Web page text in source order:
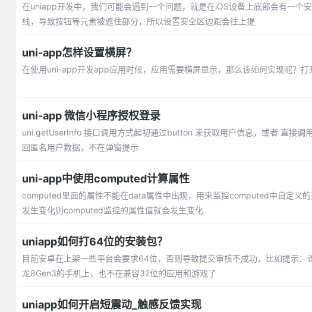
在uniapp开发中，我们可能会遇到一个问题，就是在iOS设备上底部会有一个
线，导致按钮等元素被遮住部分，所以设置安全区边距会往上提
uni-app怎样设置横屏？
在使用uni-app开发app应用时候，应用需要横屏显示，那么该如何实现呢？
uni-app 微信小程序授权登录
uni.getUserInfo 接口调用方式起初通过button 来获取用户信息，或者 直接
回匿名用户数据，不在弹窗提示
uni-app中使用computed计算属性
computed里面的属性不能在data属性中出现，用来监控computed中自定义
发生变化则computed监控的属性值就会发生变化
uniapp如何打64位的安装包？
目前安卓在上架一些平台会要求64位，否则导致提交审核不成功，比如提示
龙8Gen3的手机上，也不在兼容32位的应用和游戏了
uniapp如何开启短震动_触感反馈实现